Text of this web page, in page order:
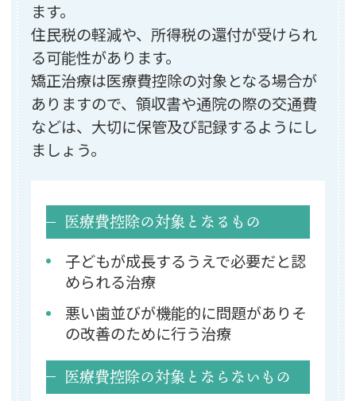
ます。
住民税の軽減や、所得税の還付が受けられ
る可能性があります。
矯正治療は医療費控除の対象となる場合が
ありますので、領収書や通院の際の交通費
などは、 大切に保管及び記録するようにし
ましょう。
医療費控除の対象となるもの
子どもが成長するうえで必要だと認
められる治療
悪い歯並びが機能的に問題がありそ
の改善のために行う治療
医療費控除の対象とならないもの